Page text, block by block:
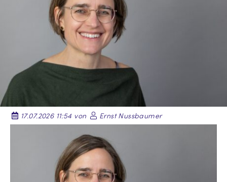
17.07.2026 11:54 von Ernst Nussbaumer